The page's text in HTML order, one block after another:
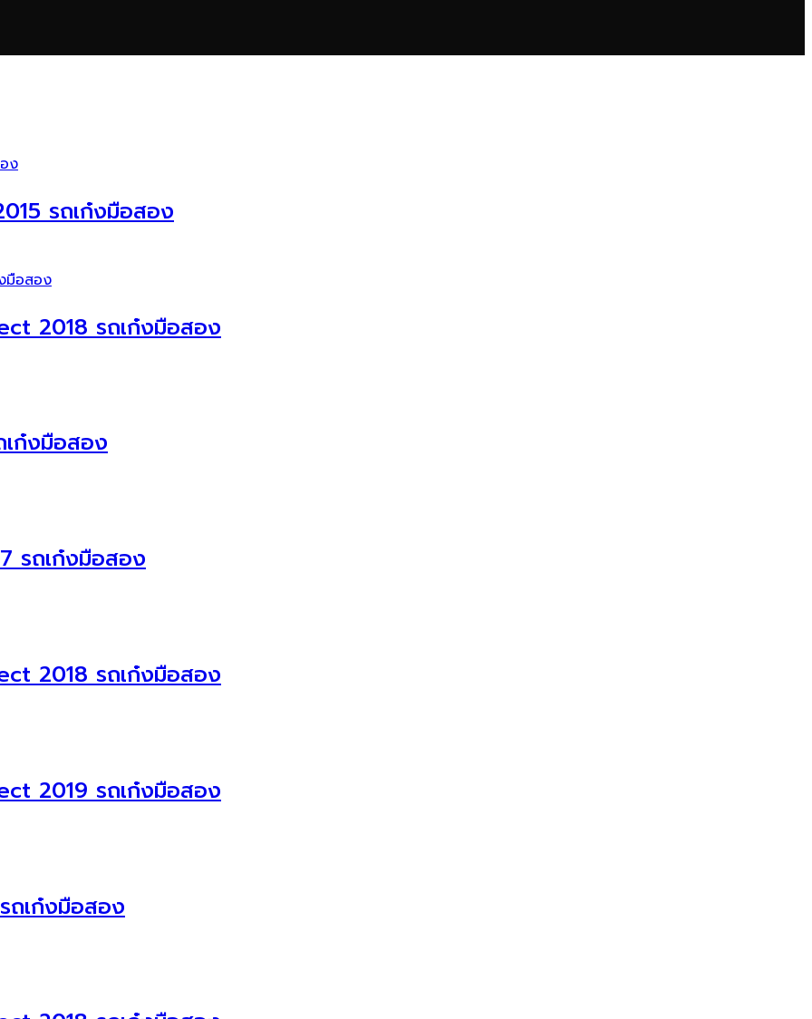
รถเก๋งมือสอง
2018 รถเก๋งมือสอง
ก๋งมือสอง
รถเก๋งมือสอง
2018 รถเก๋งมือสอง
2019 รถเก๋งมือสอง
ถเก๋งมือสอง